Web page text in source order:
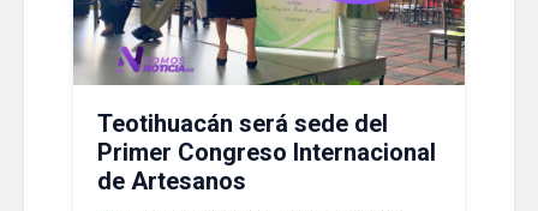
Teotihuacán será sede del
Primer Congreso Internacional
de Artesanos